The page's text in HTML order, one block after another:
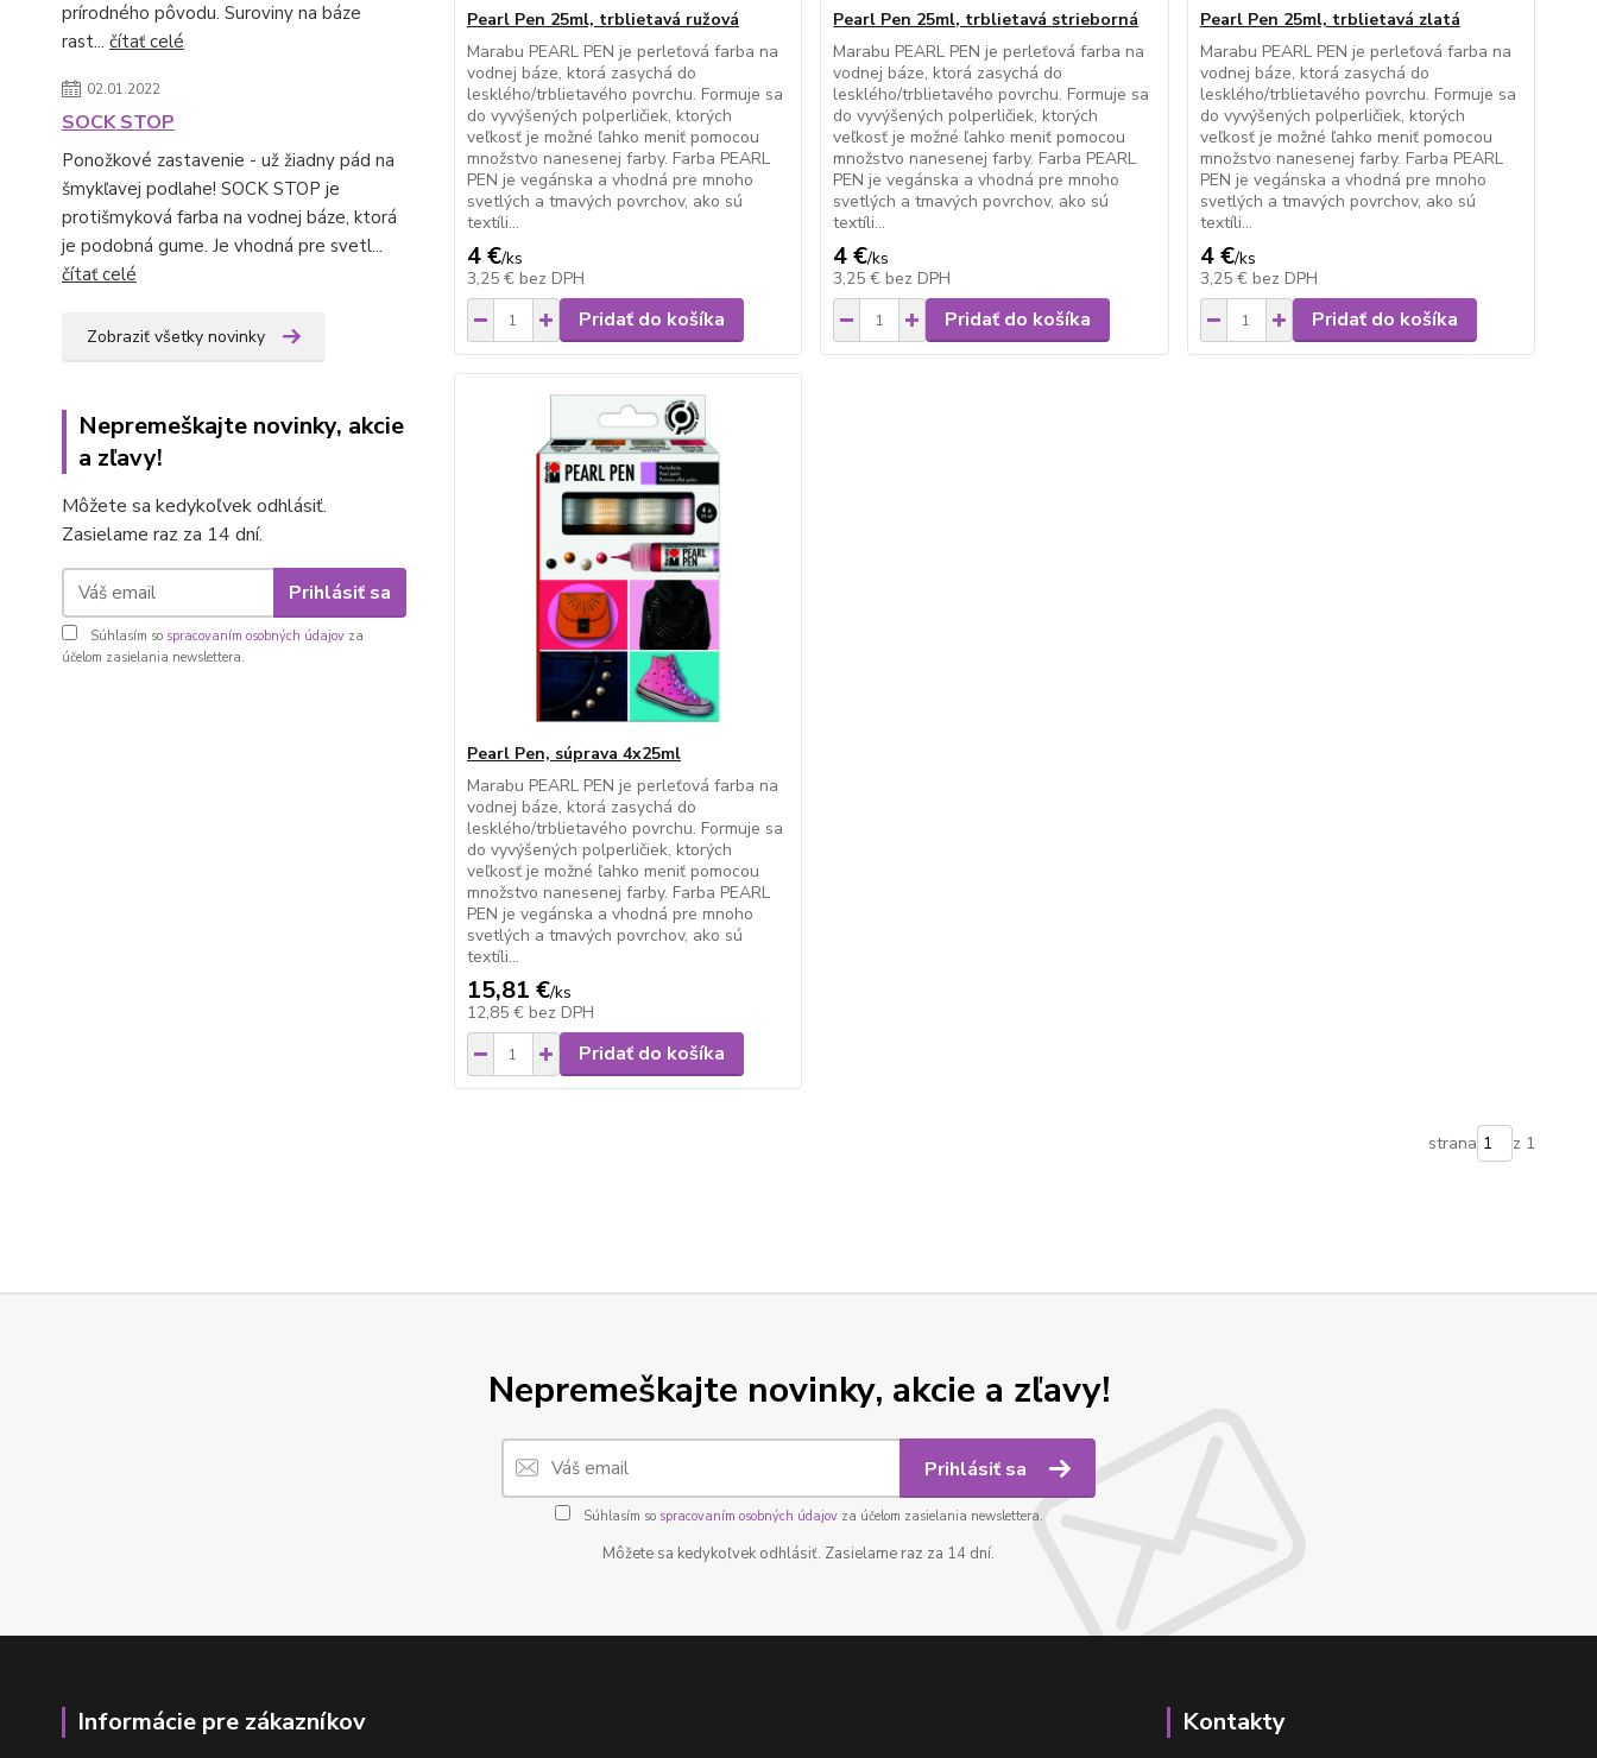
prírodného pôvodu. Suroviny na báze
rast... čítať celé
02.01.2022
SOCK STOP
Ponožkové zastavenie - už žiadny pád na
šmykľavej podlahe! SOCK STOP je
protišmyková farba na vodnej báze, ktorá
je podobná gume. Je vhodná pre svetl...
čítať celé
Zobraziť všetky novinky
Nepremeškajte novinky, akcie
a zľavy!
Môžete sa kedykoľvek odhlásiť.
Zasielame raz za 14 dní.
Prihlásiť sa
Súhlasím so spracovaním osobných údajov za
účelom zasielania newslettera.
Pearl Pen 25ml, trblietavá ružová
Marabu PEARL PEN je perleťová farba na
vodnej báze, ktorá zasychá do
lesklého/trblietavého povrchu. Formuje sa
do vyvýšených polperličiek, ktorých
veľkosť je možné ľahko meniť pomocou
množstvo nanesenej farby. Farba PEARL
PEN je vegánska a vhodná pre mnoho
svetlých a tmavých povrchov, ako sú
textíli...
4 €/ks
3,25 € bez DPH
Pridať do košíka
Pearl Pen 25ml, trblietavá strieborná
Marabu PEARL PEN je perleťová farba na
vodnej báze, ktorá zasychá do
lesklého/trblietavého povrchu. Formuje sa
do vyvýšených polperličiek, ktorých
veľkosť je možné ľahko meniť pomocou
množstvo nanesenej farby. Farba PEARL
PEN je vegánska a vhodná pre mnoho
svetlých a tmavých povrchov, ako sú
textíli...
4 €/ks
3,25 € bez DPH
Pridať do košíka
Pearl Pen 25ml, trblietavá zlatá
Marabu PEARL PEN je perleťová farba na
vodnej báze, ktorá zasychá do
lesklého/trblietavého povrchu. Formuje sa
do vyvýšených polperličiek, ktorých
veľkosť je možné ľahko meniť pomocou
množstvo nanesenej farby. Farba PEARL
PEN je vegánska a vhodná pre mnoho
svetlých a tmavých povrchov, ako sú
textíli...
4 €/ks
3,25 € bez DPH
Pridať do košíka
Pearl Pen, súprava 4x25ml
Marabu PEARL PEN je perleťová farba na
vodnej báze, ktorá zasychá do
lesklého/trblietavého povrchu. Formuje sa
do vyvýšených polperličiek, ktorých
veľkosť je možné ľahko meniť pomocou
množstvo nanesenej farby. Farba PEARL
PEN je vegánska a vhodná pre mnoho
svetlých a tmavých povrchov, ako sú
textíli...
15,81 €/ks
12,85 € bez DPH
Pridať do košíka
strana z 1
Nepremeškajte novinky, akcie a zľavy!
Prihlásiť sa
Súhlasím so spracovaním osobných údajovza účelom zasielania newslettera.
Môžete sa kedykoľvek odhlásiť. Zasielame raz za 14 dní.
Informácie pre zákazníkov Kontakty